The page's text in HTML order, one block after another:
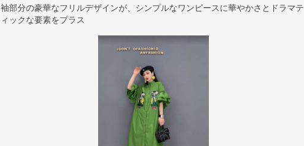
袖部分の豪華なフリルデザインが、シンプルなワンピースに華やかさとドラマテ
ィックな要素をプラス